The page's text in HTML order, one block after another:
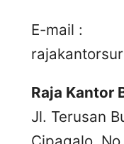
E-mail :
Raja Kantor
Jl. Terusan